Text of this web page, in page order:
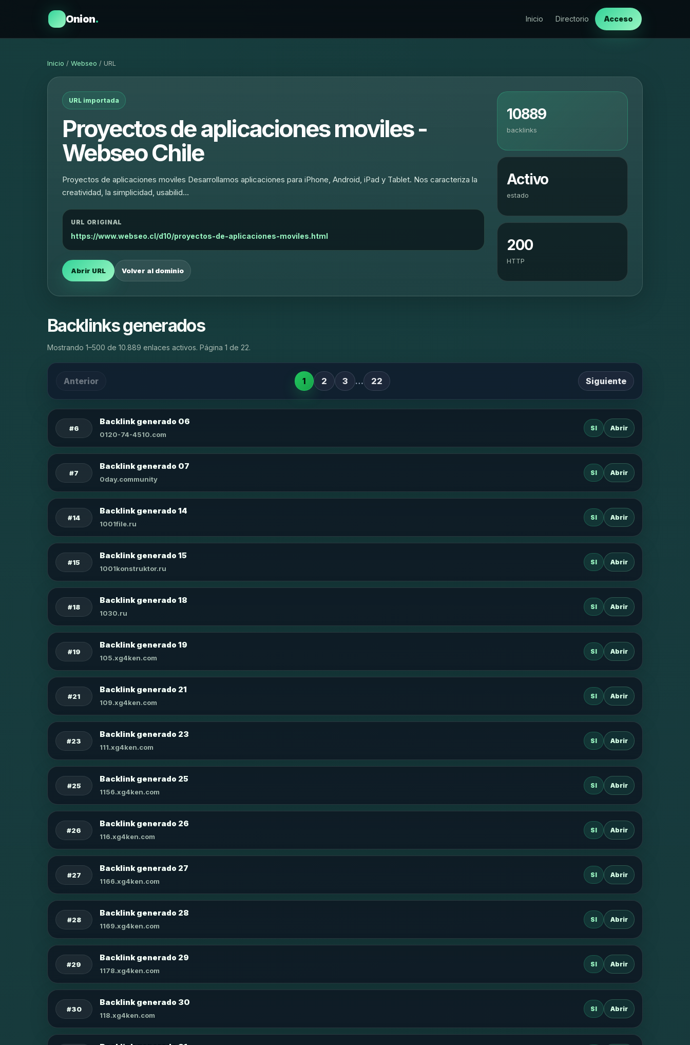
Onion. Inicio Directorio Acceso
Inicio / Webseo / URL
URL importada
Proyectos de aplicaciones moviles -
Webseo Chile
Proyectos de aplicaciones moviles Desarrollamos aplicaciones para iPhone, Android, iPad y Tablet. Nos caracteriza la
creatividad, la simplicidad, usabilid…
URL ORIGINAL
https://www.webseo.cl/d10/proyectos-de-aplicaciones-moviles.html
Abrir URL Volver al dominio
10889
backlinks
Activo
estado
200
HTTP
Backlinks generados
Mostrando 1–500 de 10.889 enlaces activos. Página 1 de 22.
Anterior 1 2 3 … 22 Siguiente
#6
Backlink generado 06
0120-74-4510.com
SI Abrir
#7
Backlink generado 07
0day.community
SI Abrir
#14
Backlink generado 14
1001file.ru
SI Abrir
#15
Backlink generado 15
1001konstruktor.ru
SI Abrir
#18
Backlink generado 18
1030.ru
SI Abrir
#19
Backlink generado 19
105.xg4ken.com
SI Abrir
#21
Backlink generado 21
109.xg4ken.com
SI Abrir
#23
Backlink generado 23
111.xg4ken.com
SI Abrir
#25
Backlink generado 25
1156.xg4ken.com
SI Abrir
#26
Backlink generado 26
116.xg4ken.com
SI Abrir
#27
Backlink generado 27
1166.xg4ken.com
SI Abrir
#28
Backlink generado 28
1169.xg4ken.com
SI Abrir
#29
Backlink generado 29
1178.xg4ken.com
SI Abrir
#30
Backlink generado 30
118.xg4ken.com
SI Abrir